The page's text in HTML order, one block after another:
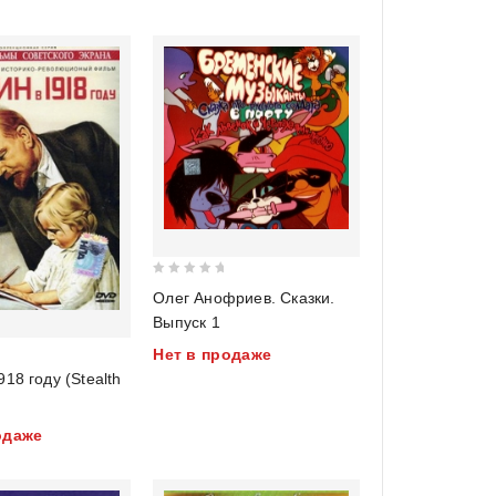
году (Stealth
of
5
Олег Анофриев. Сказки.
Выпуск 1
Нет в продаже